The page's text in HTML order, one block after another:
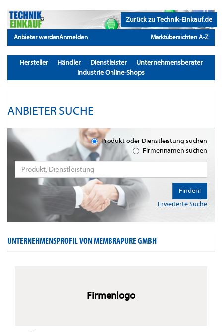
Zurück zu Technik-Einkauf.de
Anbieter werdenAnmelden Marktübersichten A-Z
Hersteller Händler Dienstleister
Unternehmensberater
Industrie Online-Shops
ANBIETER SUCHE
Produkt oder Dienstleistung suchen
Firmennamen suchen
Erweiterte Suche
Finden!
UNTERNEHMENSPROFIL VON MEMBRAPURE GMBH
Firmenlogo